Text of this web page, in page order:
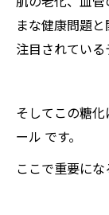
まな健康問題
注目されている
そしてこの糖
ール です。
ここで重要にな